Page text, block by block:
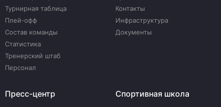
Турнирная таблица
Плей-офф
Состав команды
Статистика
Тренерский штаб
Персонал
Контакты
Инфраструктура
Документы
Пресс-центр Спортивная школа